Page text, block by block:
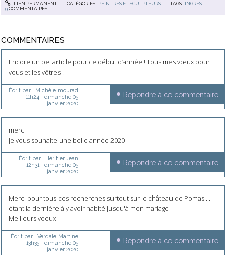
LIEN PERMANENT CATÉGORIES : PEINTRES ET SCULPTEURS TAGS :
INGRES
9COMMENTAIRES
COMMENTAIRES
Encore un bel article pour ce début d’année ! Tous mes vœux pour
vous et les vôtres .
Écrit par : Michèle mourad
11h24 - dimanche 05
janvier 2020
Répondre à ce commentaire
merci
je vous souhaite une belle année 2020
Écrit par : Héritier Jean
12h31 - dimanche 05
janvier 2020
Répondre à ce commentaire
Merci pour tous ces recherches surtout sur le château de Pomas....
étant la dernière à y avoir habité jusqu'à mon mariage
Meilleurs voeux
Écrit par : Verdale Martine
13h35- dimanche 05
janvier 2020
Répondre à ce commentaire